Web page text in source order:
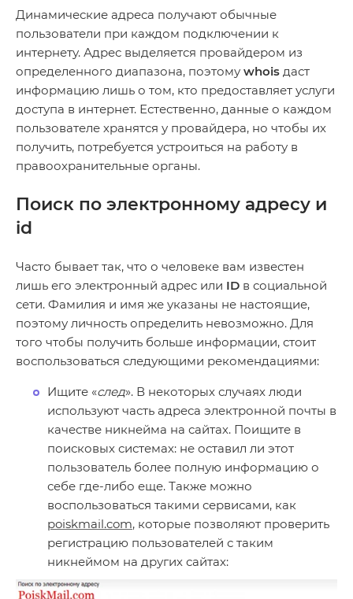
Динамические адреса получают обычные
пользователи при каждом подключении к
интернету. Адрес выделяется провайдером из
определенного диапазона, поэтому whois даст
информацию лишь о том, кто предоставляет услуги
доступа в интернет. Естественно, данные о каждом
пользователе хранятся у провайдера, но чтобы их
получить, потребуется устроиться на работу в
правоохранительные органы.
Поиск по электронному адресу и
id
Часто бывает так, что о человеке вам известен
лишь его электронный адрес или ID в социальной
сети. Фамилия и имя же указаны не настоящие,
поэтому личность определить невозможно. Для
того чтобы получить больше информации, стоит
воспользоваться следующими рекомендациями:
Ищите «след». В некоторых случаях люди
используют часть адреса электронной почты в
качестве никнейма на сайтах. Поищите в
поисковых системах: не оставил ли этот
пользователь более полную информацию о
себе где-либо еще. Также можно
воспользоваться такими сервисами, как
poiskmail.com, которые позволяют проверить
регистрацию пользователей с таким
никнеймом на других сайтах: